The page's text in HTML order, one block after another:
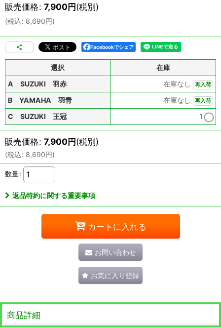
販売価格: 7,900円(税別)
(税込: 8,690円)
Facebookでシェア
選択
在庫
A SUZUKI 羽赤
在庫なし 再入荷
B YAMAHA 羽青 在庫なし 再入荷
C SUZUKI 王冠 1
販売価格: 7,900円(税別)
(税込: 8,690円)
数量:
返品特約に関する重要事項
カートに入れる
お問い合わせ
お気に入り登録
商品詳細